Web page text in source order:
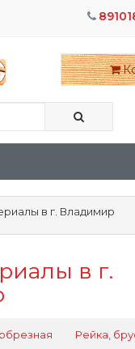
в г. Владимир
в г.
Рейка,